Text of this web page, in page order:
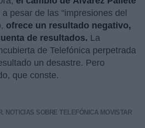
a pesar de las "impresiones del
ofrece un resultado negativo,
de resultados. La
de Telefónica perpetrada
un desastre. Pero
que conste.
NOTICIAS SOBRE TELEFÓNICA MOVISTAR